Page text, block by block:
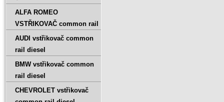
ALFA ROMEO
VSTŘIKOVAČ common rail
AUDI vstřikovač common
rail diesel
BMW vstřikovač common
rail diesel
CHEVROLET vstřikovač